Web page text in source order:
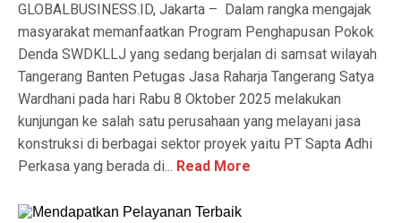
GLOBALBUSINESS.ID, Jakarta – Dalam rangka mengajak
masyarakat memanfaatkan Program Penghapusan Pokok
Denda SWDKLLJ yang sedang berjalan di samsat wilayah
Tangerang Banten Petugas Jasa Raharja Tangerang Satya
Wardhani pada hari Rabu 8 Oktober 2025 melakukan
kunjungan ke salah satu perusahaan yang melayani jasa
konstruksi di berbagai sektor proyek yaitu PT Sapta Adhi
Perkasa yang berada di... Read More